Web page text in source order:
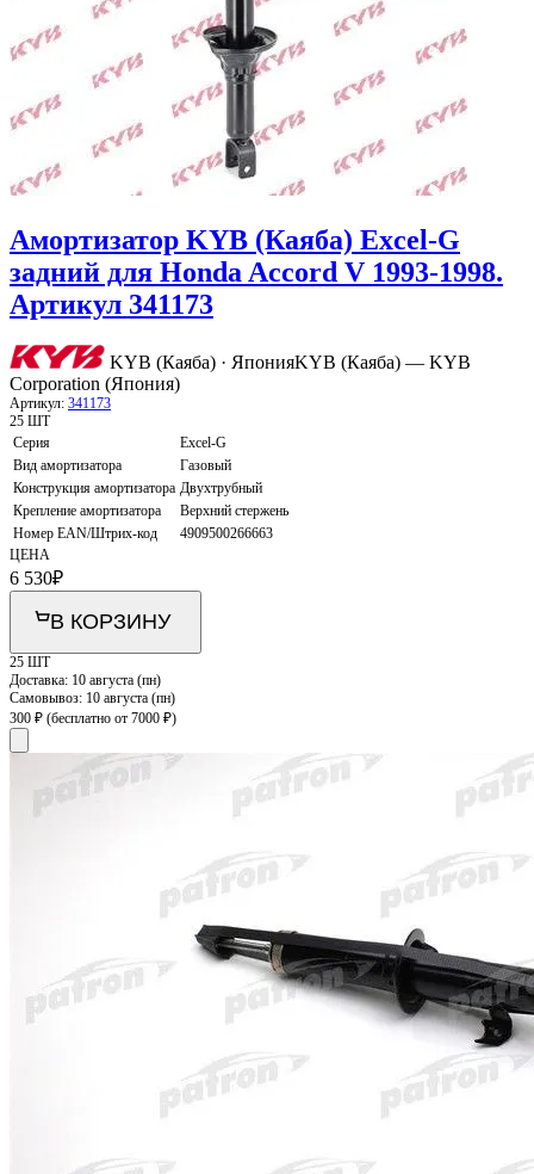
Амортизатор KYB (Каяба) Excel-G
задний для Honda Accord V 1993-1998.
Артикул 341173
KYB (Каяба) · ЯпонияKYB (Каяба) — KYB
Corporation (Япония)
Артикул: 341173
25 ШТ
Серия
Excel-G
Вид амортизатора
Газовый
Конструкция амортизатора Двухтрубный
Крепление амортизатора
Верхний стержень
Номер EAN/Штрих-код
4909500266663
ЦЕНА
6 530₽
В КОРЗИНУ
25 ШТ
Доставка: 10 августа (пн)
Самовывоз: 10 августа (пн)
300 ₽ (бесплатно от 7000 ₽)